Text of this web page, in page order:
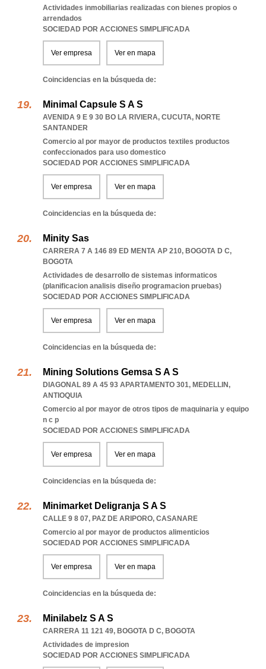
Actividades inmobiliarias realizadas con bienes propios o
arrendados
SOCIEDAD POR ACCIONES SIMPLIFICADA
Ver empresa Ver en mapa
Coincidencias en la búsqueda de:
Minimal Capsule S A S
AVENIDA 9 E 9 30 BO LA RIVIERA, CUCUTA, NORTE
SANTANDER
Comercio al por mayor de productos textiles productos
confeccionados para uso domestico
SOCIEDAD POR ACCIONES SIMPLIFICADA
Ver empresa Ver en mapa
Coincidencias en la búsqueda de:
Minity Sas
CARRERA 7 A 146 89 ED MENTA AP 210, BOGOTA D C,
BOGOTA
Actividades de desarrollo de sistemas informaticos
(planificacion analisis diseño programacion pruebas)
SOCIEDAD POR ACCIONES SIMPLIFICADA
Ver empresa Ver en mapa
Coincidencias en la búsqueda de:
Mining Solutions Gemsa S A S
DIAGONAL 89 A 45 93 APARTAMENTO 301, MEDELLIN,
ANTIOQUIA
Comercio al por mayor de otros tipos de maquinaria y equipo
n c p
SOCIEDAD POR ACCIONES SIMPLIFICADA
Ver empresa Ver en mapa
Coincidencias en la búsqueda de:
Minimarket Deligranja S A S
CALLE 9 8 07, PAZ DE ARIPORO, CASANARE
Comercio al por mayor de productos alimenticios
SOCIEDAD POR ACCIONES SIMPLIFICADA
Ver empresa Ver en mapa
Coincidencias en la búsqueda de:
Minilabelz S A S
CARRERA 11 121 49, BOGOTA D C, BOGOTA
Actividades de impresion
SOCIEDAD POR ACCIONES SIMPLIFICADA